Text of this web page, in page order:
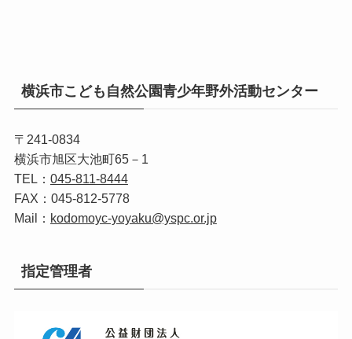
横浜市こども自然公園青少年野外活動センター
〒241-0834
横浜市旭区大池町65－1
TEL： 045‐811‐8444
FAX：045‐812‐5778
Mail： kodomoyc-yoyaku@yspc.or.jp
指定管理者